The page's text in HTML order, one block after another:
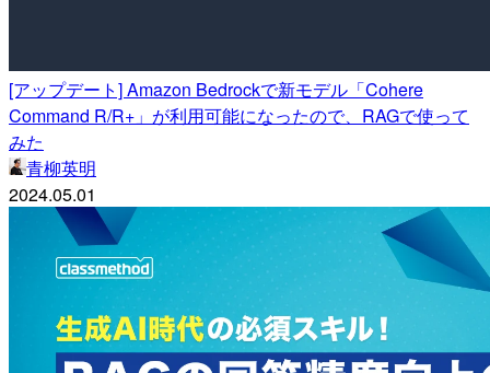
[アップデート] Amazon Bedrockで新モデル「Cohere
Command R/R+」が利用可能になったので、RAGで使って
みた
青柳英明
2024.05.01